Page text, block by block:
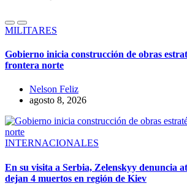
MILITARES
Gobierno inicia construcción de obras
frontera norte
Nelson Feliz
agosto 8, 2026
INTERNACIONALES
En su visita a Serbia, Zelenskyy denuncia
dejan 4 muertos en región de Kiev